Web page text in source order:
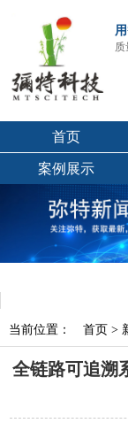
首页
案例展示
当前位置： 首页 >
全链路可追溯